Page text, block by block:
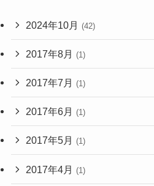
2024年10月 (42)
2017年8月 (1)
2017年7月 (1)
2017年6月 (1)
2017年5月 (1)
2017年4月 (1)